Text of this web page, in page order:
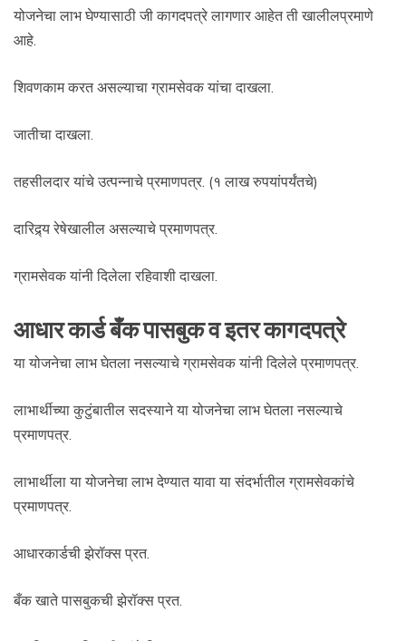
योजनेचा लाभ घेण्यासाठी जी कागदपत्रे लागणार आहेत ती खालीलप्रमाणे
आहे.
शिवणकाम करत असल्याचा ग्रामसेवक यांचा दाखला.
जातीचा दाखला.
तहसीलदार यांचे उत्पन्नाचे प्रमाणपत्र. (१ लाख रुपयांपर्यंतचे)
दारिद्र्य रेषेखालील असल्याचे प्रमाणपत्र.
ग्रामसेवक यांनी दिलेला रहिवाशी दाखला.
आधार कार्ड बँक पासबुक व इतर कागदपत्रे
या योजनेचा लाभ घेतला नसल्याचे ग्रामसेवक यांनी दिलेले प्रमाणपत्र.
लाभार्थीच्या कुटुंबातील सदस्याने या योजनेचा लाभ घेतला नसल्याचे
प्रमाणपत्र.
लाभार्थीला या योजनेचा लाभ देण्यात यावा या संदर्भातील ग्रामसेवकांचे
प्रमाणपत्र.
आधारकार्डची झेरॉक्स प्रत.
बँक खाते पासबुकची झेरॉक्स प्रत.